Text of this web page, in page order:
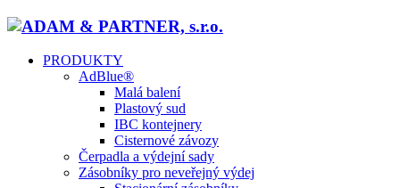
PRODUKTY
AdBlue®
Malá balení
Plastový sud
IBC kontejnery
Cisternové závozy
Čerpadla a výdejní sady
Zásobníky pro neveřejný výdej